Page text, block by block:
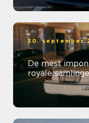
30. september
De mest
royale